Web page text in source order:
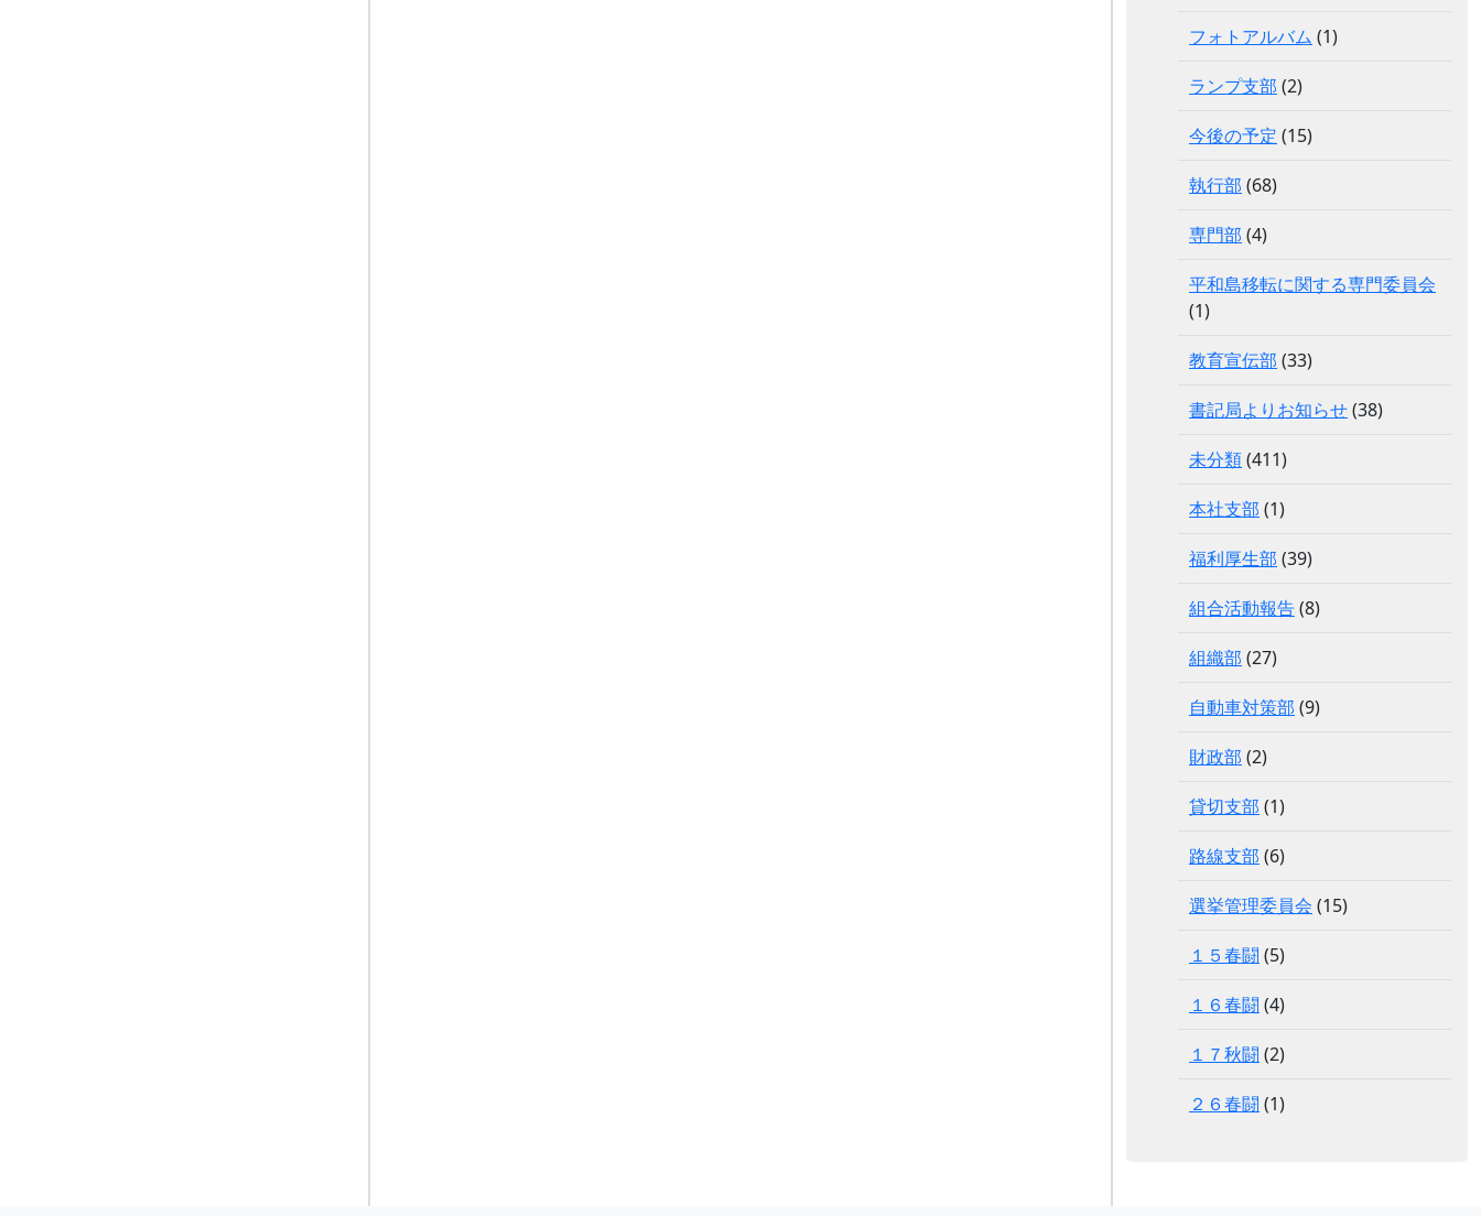
フォトアルバム (1)
ランプ支部 (2)
今後の予定 (15)
執行部 (68)
専門部 (4)
平和島移転に関する専門委員会
(1)
教育宣伝部 (33)
書記局よりお知らせ(38)
未分類(411)
本社支部 (1)
福利厚生部 (39)
組合活動報告(8)
組織部 (27)
自動車対策部 (9)
財政部 (2)
貸切支部 (1)
路線支部 (6)
選挙管理委員会 (15)
１５春闘 (5)
１６春闘 (4)
１７秋闘 (2)
２６春闘 (1)